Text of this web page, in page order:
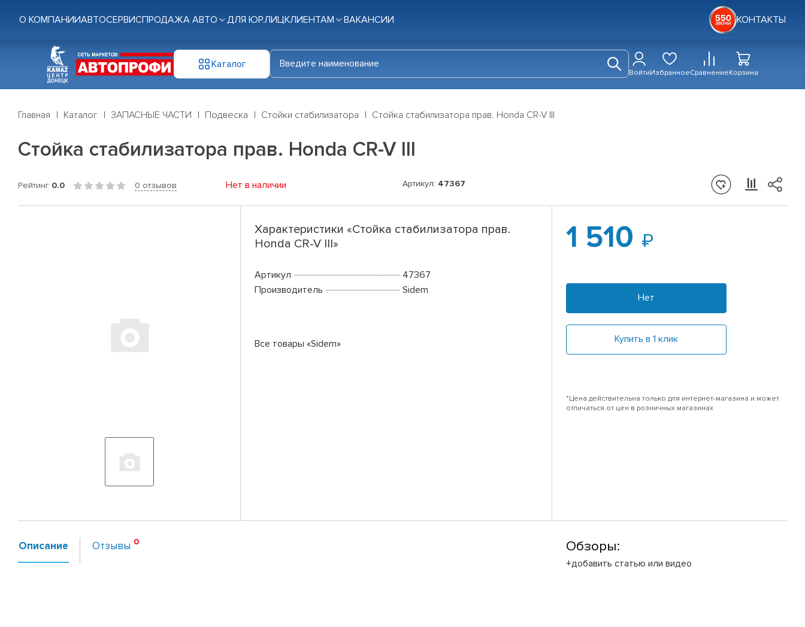
О КОМПАНИИАВТОСЕРВИСПРОДАЖА АВТО ДЛЯ ЮР.ЛИЦКЛИЕНТАМ ВАКАНСИИ КОНТАКТЫ
Каталог
ВойтиИзбранноеСравнениеКорзина
Главная Каталог ЗАПАСНЫЕ ЧАСТИ Подвеска Стойки стабилизатора Стойка стабилизатора прав. Honda CR-V III
Стойка стабилизатора прав. Honda CR-V III
Рейтинг 0.0 0 отзывов Нет в наличии Артикул: 47367
Характеристики «Стойка стабилизатора прав.
Honda CR-V III»
Артикул
47367
Производитель
Sidem
Все товары «Sidem»
1 510
Нет
Купить в 1 клик
*Цена действительна только для интернет-магазина и может
отличаться от цен в розничных магазинах
Описание Отзывы Обзоры:
+добавить статью или видео